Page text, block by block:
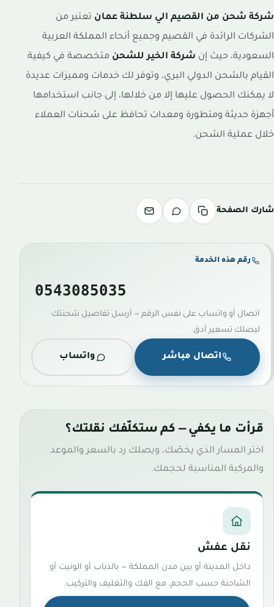
شركة شحن من القصيم الي سلطنة عمان تعتبر من
الشركات الرائدة في القصيم وجميع أنحاء المملكة العربية
السعودية، حيث إن شركة الخير للشحن متخصصة في كيفية
القيام بالشحن الدولي البري، وتوفر لك خدمات ومميزات عديدة
لا يمكنك الحصول عليها إلا من خلالها، إلى جانب استخدامها
أجهزة حديثة ومتطورة ومعدات تحافظ على شحنات العملاء
خلال عملية الشحن.
شارك الصفحة
رقم هذه الخدمة
0543085035
اتصال أو واتساب على نفس الرقم — أرسل تفاصيل شحنتك
ليصلك تسعير أدق.
اتصال مباشر واتساب
قرأت ما يكفي — كم ستكلّفك نقلتك؟
اختر المسار الذي يخصّك، ويصلك رد بالسعر والموعد
والمركبة المناسبة لحجمك.
نقل عفش
داخل المدينة أو بين مدن المملكة — بالدباب أو الونيت أو
الشاحنة حسب الحجم، مع الفك والتغليف والتركيب.